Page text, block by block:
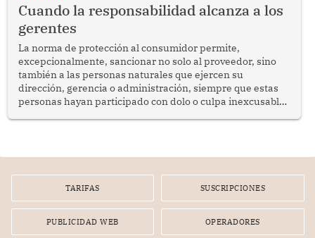
Cuando la responsabilidad alcanza a los
gerentes
La norma de protección al consumidor permite,
excepcionalmente, sancionar no solo al proveedor, sino
también a las personas naturales que ejercen su
dirección, gerencia o administración, siempre que estas
personas hayan participado con dolo o culpa inexcusable
por la frustrada realización de un meet and greet con
TARIFAS SUSCRIPCIONES
PUBLICIDAD WEB OPERADORES